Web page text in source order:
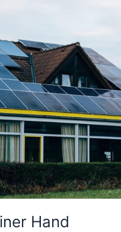
Hand